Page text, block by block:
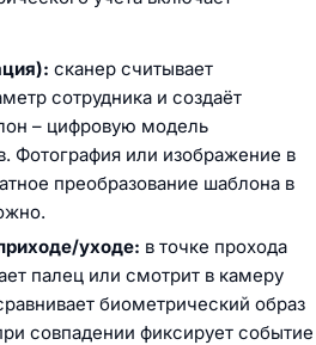
сканер считывает
сотрудника и создаёт
– цифровую модель
Фотография или изображение в
преобразование шаблона в
уходе: в точке прохода
палец или смотрит в камеру
биометрический образ
совпадении фиксирует событие